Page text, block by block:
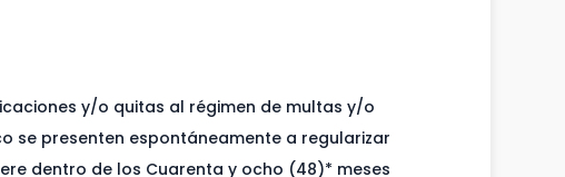
y/o quitas al régimen de multas y/o
se presenten espontáneamente a regularizar
dentro de los Cuarenta y ocho (48)* meses